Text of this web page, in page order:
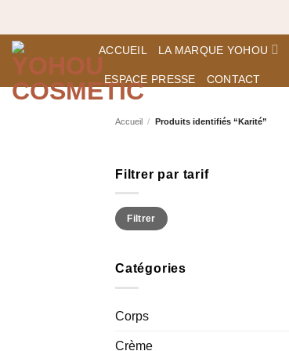
contenu
ACCUEIL LA MARQUE YOHOU
ESPACE PRESSE CONTACT
Accueil / Produits identifiés “Karité”
Filtrer par tarif
Prix
min
Prix
maxFiltrer
Catégories
Corps
Crème